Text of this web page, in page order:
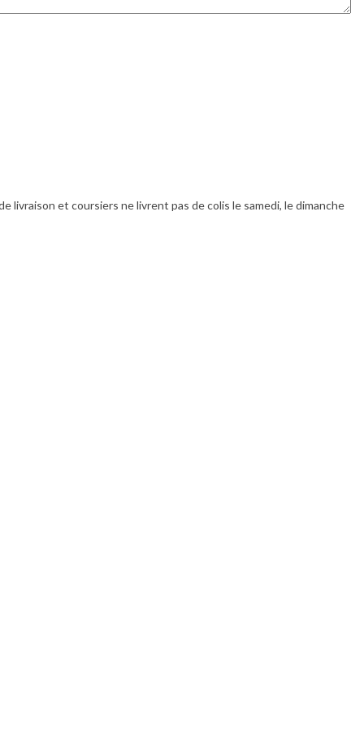
et coursiers ne livrent pas de colis le samedi, le dimanche